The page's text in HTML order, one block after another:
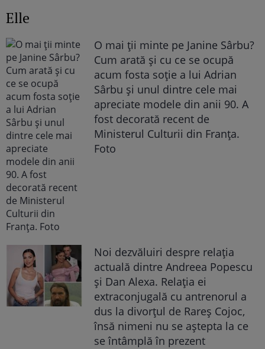
Elle
O mai ții minte pe Janine Sârbu?
Cum arată și cu ce se ocupă
acum fosta soție a lui Adrian
Sârbu și unul dintre cele mai
apreciate modele din anii 90. A
fost decorată recent de
Ministerul Culturii din Franța.
Foto
Noi dezvăluiri despre relația
actuală dintre Andreea Popescu
și Dan Alexa. Relația ei
extraconjugală cu antrenorul a
dus la divorțul de Rareș Cojoc,
însă nimeni nu se aștepta la ce
se întâmplă în prezent